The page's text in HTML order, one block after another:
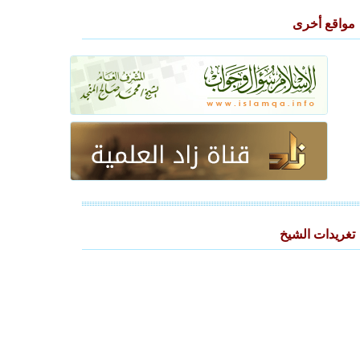
مواقع أخرى
تغريدات الشيخ